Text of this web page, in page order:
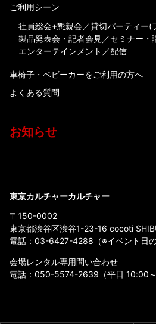
ご利用シーン
社員総会+懇親会
貸切パーティー(
製品発表会・記者会見
セミナー・
エンターテインメント
配信
車椅子・ベビーカーをご利用の方へ
よくある質問
お知らせ
東京カルチャーカルチャー
〒150-0002
東京都渋谷区渋谷1-23-16 cocoti
電話： 03-6427-4288 （※イベント日
会場レンタル専用問い合わせ
電話： 050-5574-2639 （平日 10:00